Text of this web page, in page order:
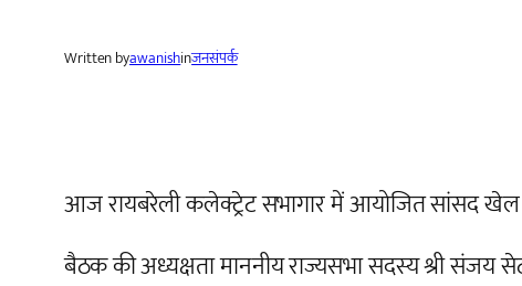
Written byawanishinजनसंपर्क
आज रायबरेली कलेक्ट्रेट सभागार में आयोजित सांसद खेल
बैठक की अध्यक्षता माननीय राज्यसभा सदस्य श्रीसंजय